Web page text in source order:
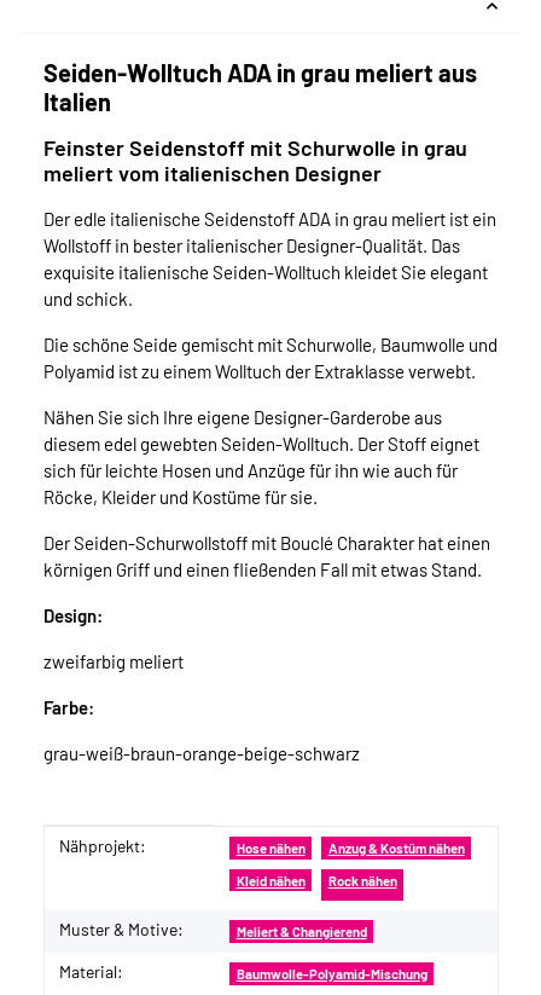
Seiden-Wolltuch ADA in grau meliert aus
Italien
Feinster Seidenstoff mit Schurwolle in grau
meliert vom italienischen Designer
Der edle italienische Seidenstoff ADA in grau meliert ist ein
Wollstoff in bester italienischer Designer-Qualität. Das
exquisite italienische Seiden-Wolltuch kleidet Sie elegant
und schick.
Die schöne Seide gemischt mit Schurwolle, Baumwolle und
Polyamid ist zu einem Wolltuch der Extraklasse verwebt.
Nähen Sie sich Ihre eigene Designer-Garderobe aus
diesem edel gewebten Seiden-Wolltuch. Der Stoff eignet
sich für leichte Hosen und Anzüge für ihn wie auch für
Röcke, Kleider und Kostüme für sie.
Der Seiden-Schurwollstoff mit Bouclé Charakter hat einen
körnigen Griff und einen fließenden Fall mit etwas Stand.
Design:
zweifarbig meliert
Farbe:
grau-weiß-braun-orange-beige-schwarz
Produkteigenschaft
Wert
Nähprojekt: Hose nähen Anzug & Kostüm nähen
Kleid nähen Rock nähen
Muster & Motive: Meliert & Changierend
Material: Baumwolle-Polyamid-Mischung